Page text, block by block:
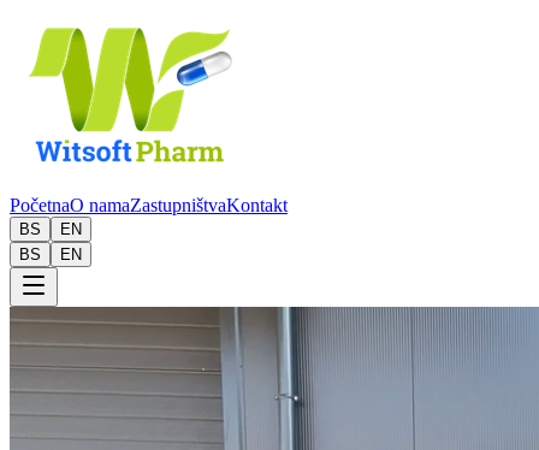
PočetnaO namaZastupništvaKontakt
BS
EN
BS
EN